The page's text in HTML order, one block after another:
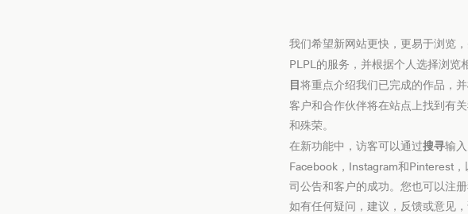
我们希望新网站更快，更易于浏览
PLPL的服务，并根据个人选择浏览
目将重点介绍我们已完成的作品，
客户和合作伙伴将在站点上找到有
和殊荣。
在新功能中，访客可以通过搜寻输
Facebook，Instagram和Pinterest
司公告和客户的成功。您也可以注册
如有任何疑问，建议，反馈或意见